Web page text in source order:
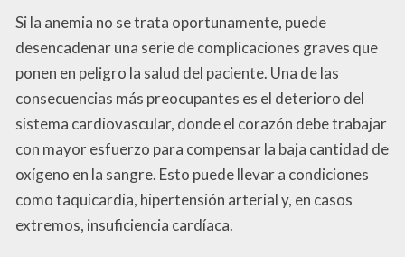
Si la anemia no se trata oportunamente, puede
desencadenar una serie de complicaciones graves que
ponen en peligro la salud del paciente. Una de las
consecuencias más preocupantes es el deterioro del
sistema cardiovascular, donde el corazón debe trabajar
con mayor esfuerzo para compensar la baja cantidad de
oxígeno en la sangre. Esto puede llevar a condiciones
como taquicardia, hipertensión arterial y, en casos
extremos, insuficiencia cardíaca.